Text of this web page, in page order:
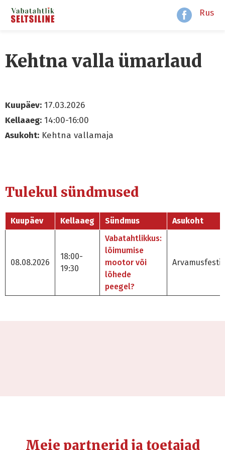
Rus
Kehtna valla ümarlaud
Kuupäev: 17.03.2026
Kellaaeg: 14:00-16:00
Asukoht: Kehtna vallamaja
Tulekul sündmused
Kuupäev Kellaaeg Sündmus Asukoht
08.08.2026
18:00-
19:30
Vabatahtlikkus:
lõimumise
mootor või
lõhede
peegel?
Meie partnerid ja toetajad